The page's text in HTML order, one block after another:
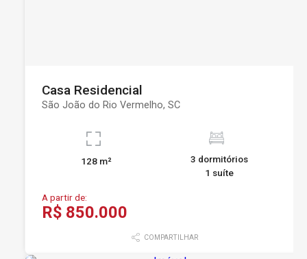
Casa Residencial
São João do Rio Vermelho, SC
128 m²
3 dormitórios
1 suíte
A partir de:
R$ 850.000
COMPARTILHAR